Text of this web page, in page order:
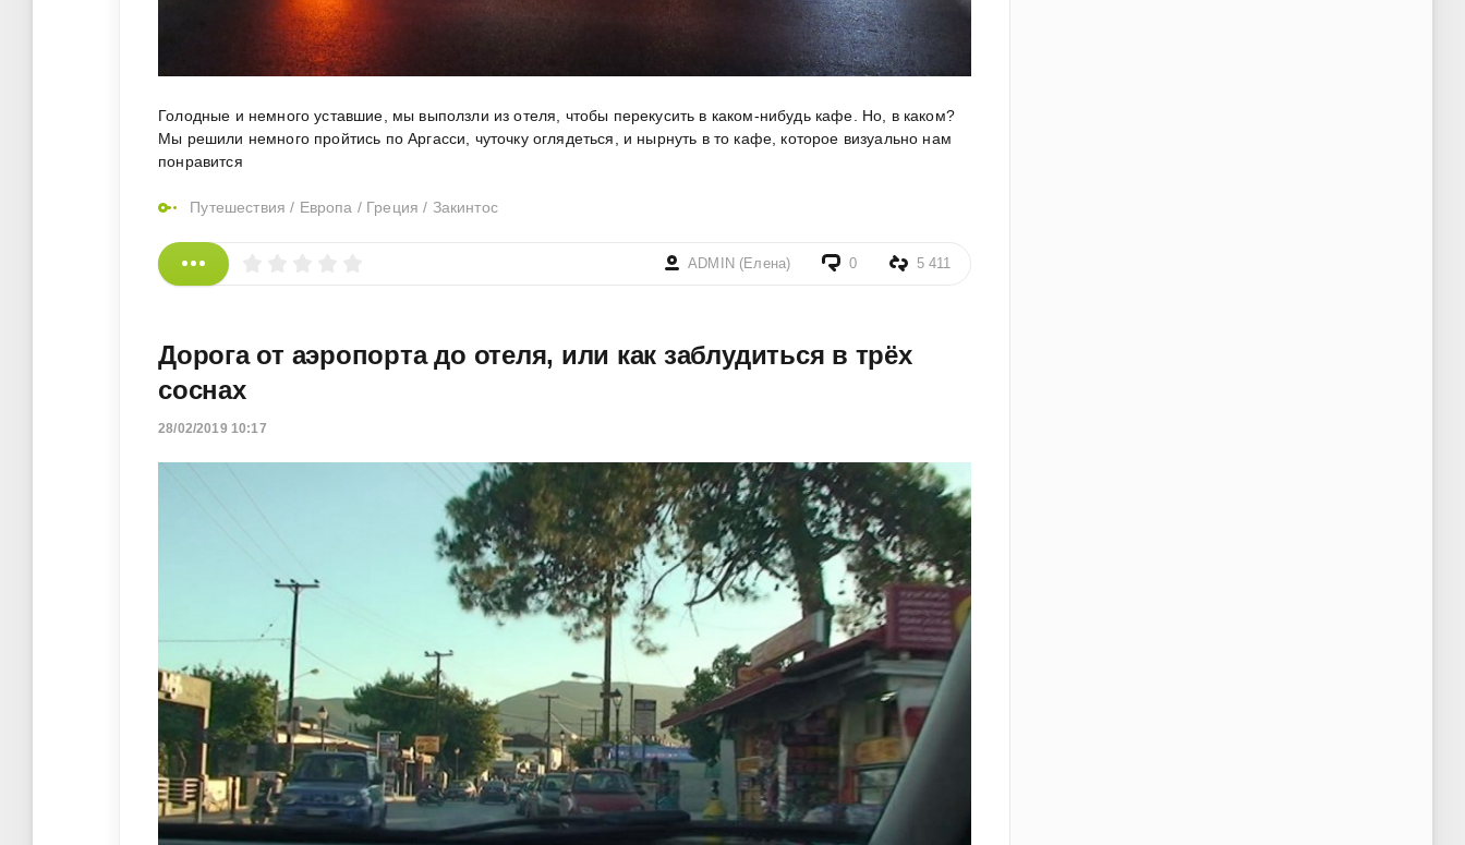
Голодные и немного уставшие, мы выползли из отеля, чтобы перекусить в каком-нибудь кафе. Но, в каком?
Мы решили немного пройтись по Аргасси, чуточку оглядеться, и нырнуть в то кафе, которое визуально нам
понравится
Путешествия / Европа / Греция / Закинтос
ADMIN (Елена) 0 5 411
Дорога от аэропорта до отеля, или как заблудиться в трёх
соснах
28/02/2019 10:17